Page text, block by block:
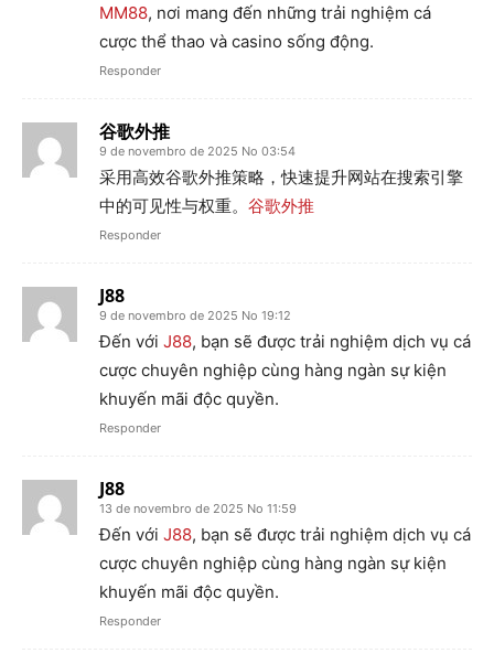
MM88, nơi mang đến những trải nghiệm cá
cược thể thao và casino sống động.
Responder
谷歌外推
9 de novembro de 2025 No 03:54
采用高效谷歌外推策略，快速提升网站在搜索引擎
中的可见性与权重。 谷歌外推
Responder
J88
9 de novembro de 2025 No 19:12
Đến với J88, bạn sẽ được trải nghiệm dịch vụ cá
cược chuyên nghiệp cùng hàng ngàn sự kiện
khuyến mãi độc quyền.
Responder
J88
13 de novembro de 2025 No 11:59
Đến với J88, bạn sẽ được trải nghiệm dịch vụ cá
cược chuyên nghiệp cùng hàng ngàn sự kiện
khuyến mãi độc quyền.
Responder